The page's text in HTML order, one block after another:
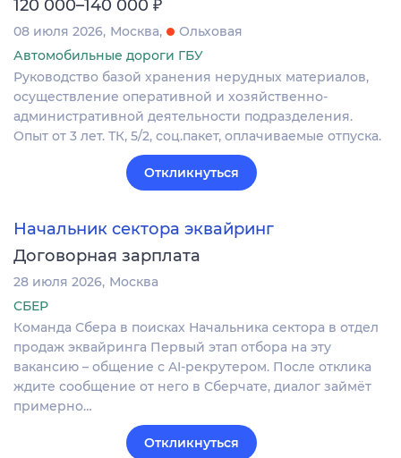
120 000–140 000
08 июля 2026 Москва
Ольховая
Автомобильные дороги ГБУ
Руководство базой хранения нерудных материалов,
осуществление оперативной и хозяйственно-
административной деятельности подразделения.
Опыт от 3 лет. ТК, 5/2, соц.пакет, оплачиваемые отпуска.
Откликнуться
Начальник сектора эквайринг
Договорная зарплата
28 июля 2026 Москва
СБЕР
Команда Сбера в поисках Начальника сектора в отдел
продаж эквайринга Первый этап отбора на эту
вакансию – общение с AI-рекрутером. После отклика
ждите сообщение от него в Сберчате, диалог займёт
примерно…
Откликнуться